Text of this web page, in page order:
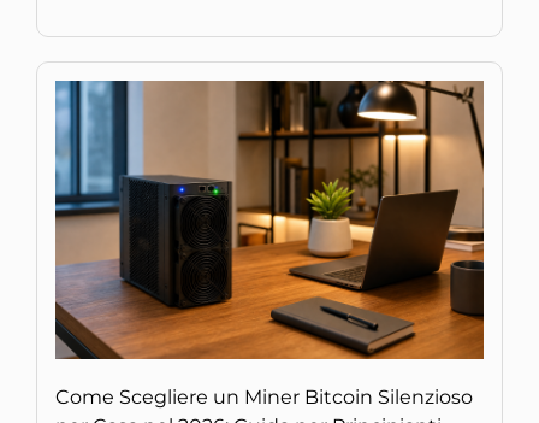
Come Scegliere un Miner Bitcoin Silenzioso